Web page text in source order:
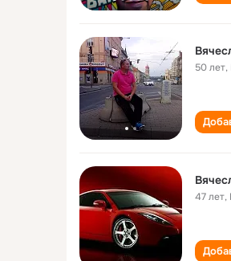
50 лет,
47 лет,